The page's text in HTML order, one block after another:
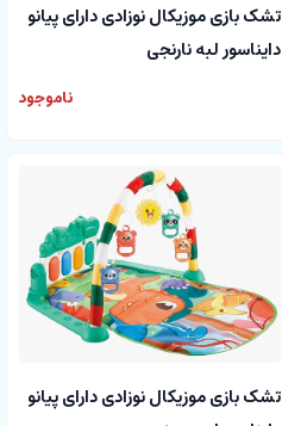
تشک بازی موزیکال نوزادی دارای پیانو
دایناسور لبه نارنجی
ناموجود
تشک بازی موزیکال نوزادی دارای پیانو